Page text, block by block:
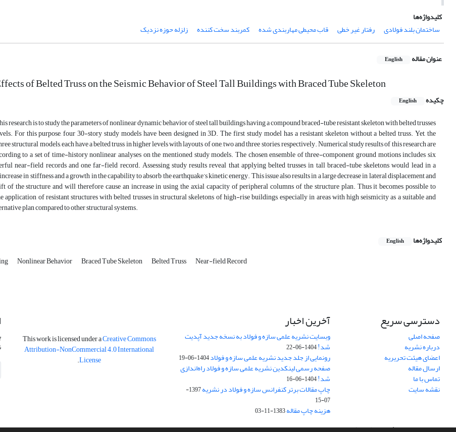
کلیدواژه‌ها
ساختمان بلند فولادی
رفتار غیر خطی قاب محیطی مهاربندی شده کمربند سخت کننده زلزله حوزه نزدیک
عنوان مقاله English
of Belted Truss on the Seismic Behavior of Steel Tall Buildings with Braced Tube Skeleton
چکیده English
research is to study the parameters of nonlinear dynamic behavior of steel tall buildings having a compound braced-tube resistant skeleton with belted trusses
For this purpose, four 30-story study models have been designed in 3D. The first study model has a resistant skeleton without a belted truss. Yet, the
structural models, each have a belted truss in higher levels with layouts of one, two and three stories, respectively. Numerical study results of this research are
to a set of time-history nonlinear analyses on the mentioned study models. The chosen ensemble of three-component ground motions includes six
near-field records and one far-field record. Assessing study results reveal that applying belted trusses in tall braced-tube skeletons would lead in a
in stiffness and a growth in the capability to absorb the earthquake’s kinetic energy. This issue also results in a large decrease in lateral displacement and
of the structure and will therefore cause an increase in using the axial capacity of peripheral columns of the structure plan. Thus it becomes possible to
application of resistant structures with belted trusses in structural skeletons of high-rise buildings, especially in areas with high seismicity as a suitable and
plan compared to other structural systems.
کلیدواژه‌ها English
Nonlinear Behavior Braced Tube Skeleton Belted Truss Near-field Record
دسترسی سریع
صفحه اصلی
درباره نشریه
اعضای هیئت تحریریه
ارسال مقاله
تماس با ما
نقشه سایت
آخرین اخبار
وبسایت نشریه علمی سازه و فولاد به نسخه جدید آپدیت
شد!1404-06-22
رونمایی از جلد جدید نشریه علمی سازه و فولاد1404-06-19
صفحه رسمی لینکدین نشریه علمی سازه و فولاد راه‌اندازی
شد!1404-06-16
چاپ مقالات برتر کنفرانس سازه و فولاد در نشریه
1397-
07-15
هزینه چاپ مقاله1383-11-03
This work is licensed under aCreative Commons
Attribution-NonCommercial 4.0 International
License
.